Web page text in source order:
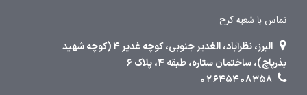
تماس با شعبه کرج
البرز، نظرآباد، الغدیر جنوبی، کوچه غدیر 4 (کوچه شهید
بذرپاچ)، ساختمان ستاره، طبقه 4، پلاک 6
02645408358